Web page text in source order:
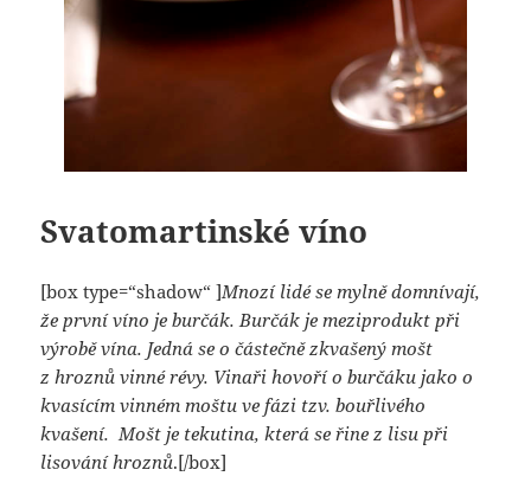
Svatomartinské víno
[box type=“shadow“ ]Mnozí lidé se mylně domnívají,
že první víno je burčák. Burčák je meziprodukt při
výrobě vína. Jedná se o částečně zkvašený mošt
z hroznů vinné révy. Vinaři hovoří o burčáku jako o
kvasícím vinném moštu ve fázi tzv. bouřlivého
kvašení. Mošt je tekutina, která se řine z lisu při
lisování hroznů.[/box]